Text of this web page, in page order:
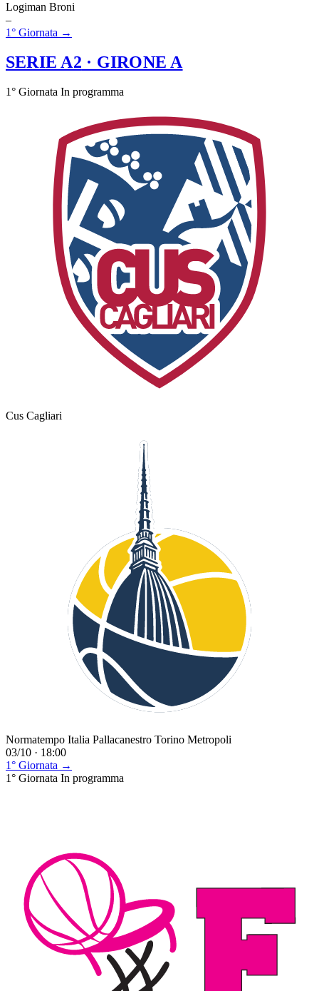
Logiman Broni
–
1° Giornata →
SERIE A2 · GIRONE A
1° Giornata In programma
Cus Cagliari
Normatempo Italia Pallacanestro Torino Metropoli
03/10 · 18:00
1° Giornata →
1° Giornata In programma